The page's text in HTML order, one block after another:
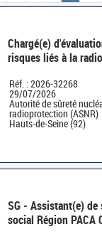
Chargé(e)
risques liés à la
Réf. : 2026-32268
29/07/2026
Autorité de sûreté
radioprotection (ASNR)
Hauts-de-Seine (92)
SG - Assistant(e) de
social Région PACA